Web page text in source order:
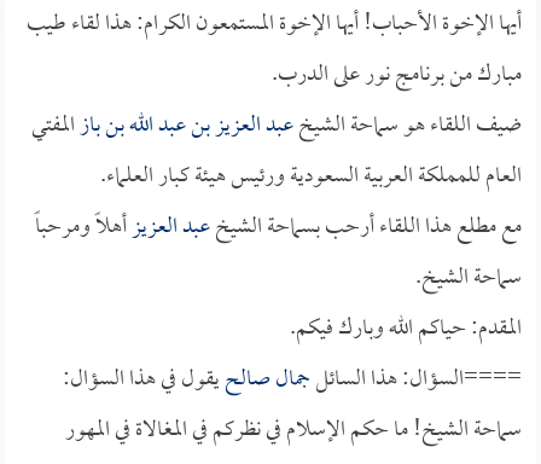
أيها الإخوة الأحباب! أيها الإخوة المستمعون الكرام: هذا لقاء طيب
مبارك من برنامج نور على الدرب.
ضيف اللقاء هو سماحة الشيخعبد العزيز بن عبد الله بن بازالمفتي
العام للمملكة العربية السعودية ورئيس هيئة كبار العلماء.
مع مطلع هذا اللقاء أرحب بسماحة الشيخعبد العزيزأهلاً ومرحباً
سماحة الشيخ.
المقدم: حياكم الله وبارك فيكم.
====السؤال: هذا السائلجمال صالحيقول في هذا السؤال:
سماحة الشيخ! ما حكم الإسلام في نظركم في المغالاة في المهور